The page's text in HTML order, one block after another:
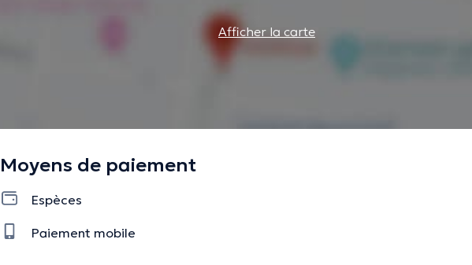
Afficher la carte
Moyens de paiement
Espèces
Paiement mobile